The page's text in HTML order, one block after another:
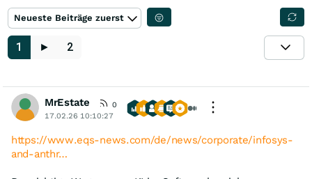
Neueste Beiträge zuerst
1 ► 2
MrEstate
0
17.02.26 10:10:27
https://www.eqs-news.com/de/news/corporate/infosys-
and-anthr…